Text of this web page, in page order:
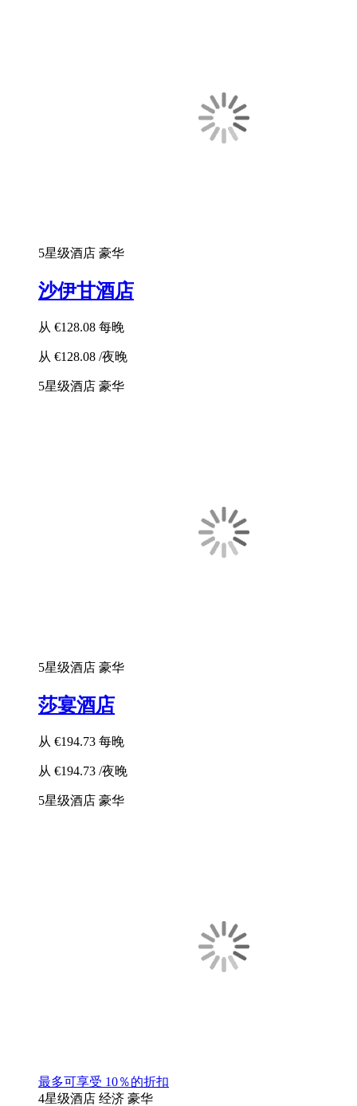
5星级酒店 豪华
沙伊甘酒店
从 €128.08 每晚
从 €128.08 /夜晚
5星级酒店 豪华
5星级酒店 豪华
莎宴酒店
从 €194.73 每晚
从 €194.73 /夜晚
5星级酒店 豪华
最多可享受 10％的折扣
4星级酒店 经济 豪华